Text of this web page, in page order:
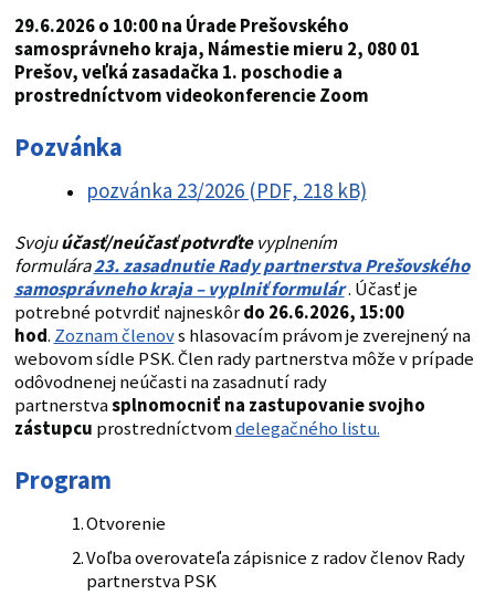
29.6.2026 o 10:00 na Úrade Prešovského
samosprávneho kraja, Námestie mieru 2, 080 01
Prešov, veľká zasadačka 1. poschodie a
prostredníctvom videokonferencie Zoom
Pozvánka
pozvánka 23/2026 (PDF, 218 kB)
Svojuúčasť/neúčasť potvrďtevyplnením
formulára23. zasadnutie Rady partnerstva Prešovského
samosprávneho kraja – vyplniť formulár. Účasť je
potrebné potvrdiť najneskôrdo 26.6.2026, 15:00
hod. Zoznam členovs hlasovacím právom je zverejnený na
webovom sídle PSK. Člen rady partnerstva môže v prípade
odôvodnenej neúčasti na zasadnutí rady
partnerstvasplnomocniť na zastupovanie svojho
zástupcu prostredníctvomdelegačného listu.
Program
Otvorenie
Voľba overovateľa zápisnice z radov členov Rady
partnerstva PSK